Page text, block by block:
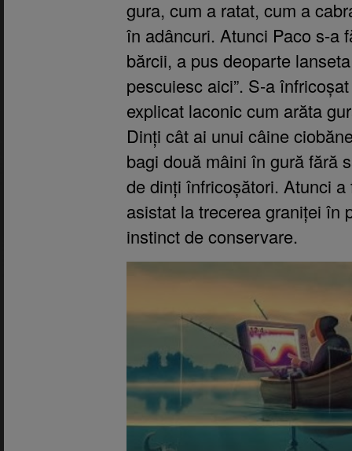
gura, cum a ratat, cum a
în adâncuri. Atunci Paco s-a
bărcii, a pus deoparte
pescuiesc aici”. S-a
explicat laconic cum arăta
Dinți cât ai unui câine
bagi două mâini în gură fără
de dinți înfricoșători. Atunci
asistat la trecerea graniței în
instinct de conservare.